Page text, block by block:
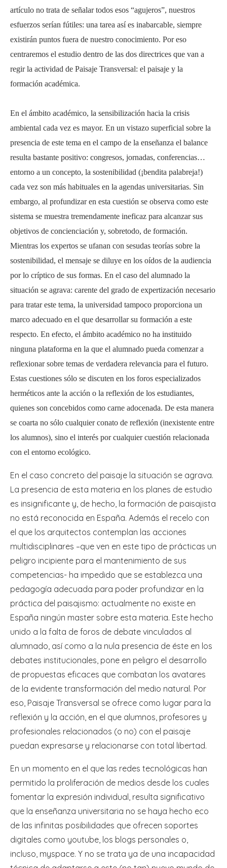
artículo no trata de señalar todos esos “agujeros”, nuestros
esfuerzos serían fútiles: una tarea así es inabarcable, siempre
existirán puntos fuera de nuestro conocimiento. Por eso
centraremos el estudio dentro de las dos directrices que van a
regir la actividad de Paisaje Transversal: el paisaje y la
formación académica.
En el ámbito académico, la sensibilización hacia la crisis
ambiental cada vez es mayor. En un vistazo superficial sobre la
presencia de este tema en el campo de la enseñanza el balance
resulta bastante positivo: congresos, jornadas, conferencias…
entorno a un concepto, la sostenibilidad (¡bendita palabreja!)
cada vez son más habituales en la agendas universitarias. Sin
embargo, al profundizar en esta cuestión se observa como este
sistema se muestra tremendamente ineficaz para alcanzar sus
objetivos de concienciación y, sobretodo, de formación.
Mientras los expertos se ufanan con sesudas teorías sobre la
sostenibilidad, el mensaje se diluye en los oídos de la audiencia
por lo críptico de sus formas. En el caso del alumnado la
situación se agrava: carente del grado de expertización necesario
para tratar este tema, la universidad tampoco proporciona un
marco adecuado en el que desarrollar su formación a este
respecto. En efecto, el ámbito académico no ha instituido
ninguna plataforma en la que el alumnado pueda comenzar a
reflexionar sobre temas de verdadera relevancia para el futuro.
Estas cuestiones sólo se discuten en los foros especializados
herméticos ante la acción o la reflexión de los estudiantes,
quienes son concebidos como carne adocenada. De esta manera
se coarta no sólo cualquier conato de reflexión (inexistente entre
los alumnos), sino el interés por cualquier cuestión relacionada
con el entorno ecológico.
En el caso concreto del paisaje la situación se agrava.
La presencia de esta materia en los planes de estudio
es insignificante y, de hecho, la formación de paisajista
no está reconocida en España. Además el recelo con
el que los arquitectos contemplan las acciones
multidisciplinares –que ven en este tipo de prácticas un
peligro incipiente para el mantenimiento de sus
competencias- ha impedido que se establezca una
pedagogía adecuada para poder profundizar en la
práctica del paisajismo: actualmente no existe en
España ningún master sobre esta materia. Este hecho
unido a la falta de foros de debate vinculados al
alumnado, así como a la nula presencia de éste en los
debates institucionales, pone en peligro el desarrollo
de propuestas eficaces que combatan los avatares
de la evidente transformación del medio natural. Por
eso, Paisaje Transversal se ofrece como lugar para la
reflexión y la acción, en el que alumnos, profesores y
profesionales relacionados (o no) con el paisaje
puedan expresarse y relacionarse con total libertad.
En un momento en el que las redes tecnológicas han
permitido la proliferación de medios desde los cuales
fomentar la expresión individual, resulta significativo
que la enseñanza universitaria no se haya hecho eco
de las infinitas posibilidades que ofrecen soportes
digitales como youtube, los blogs personales o,
incluso, myspace. Y no se trata ya de una incapacidad